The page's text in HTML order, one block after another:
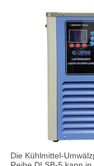
Die Kühlmittel-